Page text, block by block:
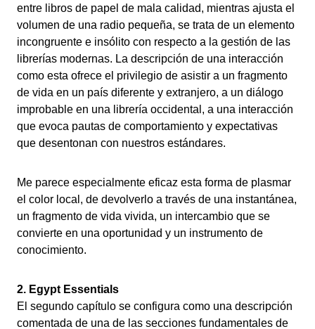
entre libros de papel de mala calidad, mientras ajusta el
volumen de una radio pequeña, se trata de un elemento
incongruente e insólito con respecto a la gestión de las
librerías modernas. La descripción de una interacción
como esta ofrece el privilegio de asistir a un fragmento
de vida en un país diferente y extranjero, a un diálogo
improbable en una librería occidental, a una interacción
que evoca pautas de comportamiento y expectativas
que desentonan con nuestros estándares.
Me parece especialmente eficaz esta forma de plasmar
el color local, de devolverlo a través de una instantánea,
un fragmento de vida vivida, un intercambio que se
convierte en una oportunidad y un instrumento de
conocimiento.
2. Egypt Essentials
El segundo capítulo se configura como una descripción
comentada de una de las secciones fundamentales de